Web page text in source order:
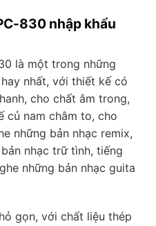
830 nhập khẩu
là một trong những
nhất, với thiết kế có
cho chất âm trong,
củ nam châm to, cho
những bản nhạc remix,
nhạc trữ tình, tiếng
những bản nhạc guita
gọn, với chất liệu thép